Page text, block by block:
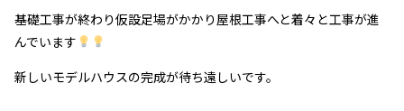
基礎工事が終わり仮設足場がかかり屋根工事へと着々と工事が進
んでいます
新しいモデルハウスの完成が待ち遠しいです。